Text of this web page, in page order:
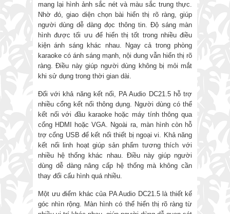
mang lại hình ảnh sắc nét và màu sắc trung thực.
Nhờ đó, giao diện chọn bài hiển thị rõ ràng, giúp
người dùng dễ dàng đọc thông tin. Độ sáng màn
hình được tối ưu để hiển thị tốt trong nhiều điều
kiện ánh sáng khác nhau. Ngay cả trong phòng
karaoke có ánh sáng mạnh, nội dung vẫn hiển thị rõ
ràng. Điều này giúp người dùng không bị mỏi mắt
khi sử dụng trong thời gian dài.
Đối với khả năng kết nối, PA Audio DC21.5 hỗ trợ
nhiều cổng kết nối thông dụng. Người dùng có thể
kết nối với đầu karaoke hoặc máy tính thông qua
cổng HDMI hoặc VGA. Ngoài ra, màn hình còn hỗ
trợ cổng USB để kết nối thiết bị ngoại vi. Khả năng
kết nối linh hoạt giúp sản phẩm tương thích với
nhiều hệ thống khác nhau. Điều này giúp người
dùng dễ dàng nâng cấp hệ thống mà không cần
thay đổi cấu hình quá nhiều.
Một ưu điểm khác của PA Audio DC21.5 là thiết kế
góc nhìn rộng. Màn hình có thể hiển thị rõ ràng từ